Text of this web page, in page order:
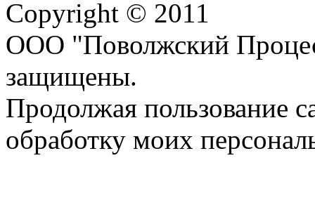
Copyright © 2011
ООО "Поволжский
защищены.
Продолжая пользование
обработку моих